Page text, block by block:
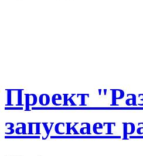
Проект
запускает